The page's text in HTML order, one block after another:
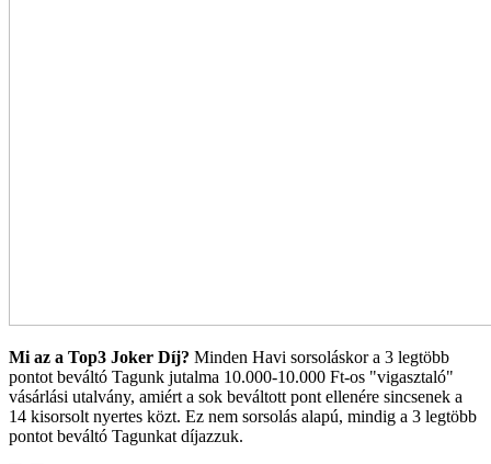
Mi az a Top3 Joker Díj? Minden Havi sorsoláskor a 3 legtöbb
pontot beváltó Tagunk jutalma 10.000-10.000 Ft-os "vigasztaló"
vásárlási utalvány, amiért a sok beváltott pont ellenére sincsenek a
14 kisorsolt nyertes közt. Ez nem sorsolás alapú, mindig a 3 legtöbb
pontot beváltó Tagunkat díjazzuk.